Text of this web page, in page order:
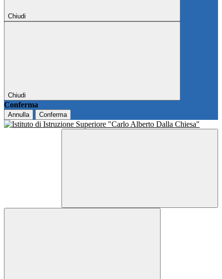
Chiudi
Chiudi
Conferma
Annulla Conferma